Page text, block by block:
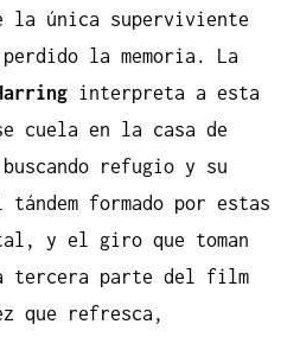
la única superviviente
la memoria. La
interpreta a esta
cuela en la casa de
refugio y su
formado por estas
y el giro que toman
tercera parte del film
que refresca,